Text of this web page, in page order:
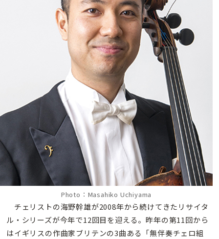
Photo：Masahiko Uchiyama
チェリストの海野幹雄が2008年から続けてきたリサイタ
ル・シリーズが今年で12回目を迎える。昨年の第11回から
はイギリスの作曲家ブリテンの3曲ある「無伴奏チェロ組